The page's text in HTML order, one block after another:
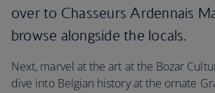
over to Chasseurs Ardennais
browse alongside the locals.
Next, marvel at the art at the Bozar
dive into Belgian history at the ornate